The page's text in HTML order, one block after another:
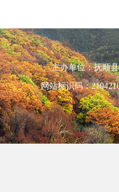
主办单位：抚顺
网站标识码：